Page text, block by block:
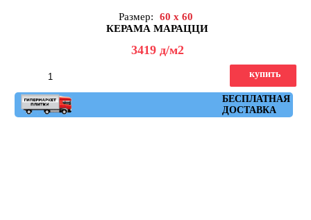
Размер:
60 x 60
КЕРАМА МАРАЦЦИ
3419 д/м2
БЕСПЛАТНАЯ
ДОСТАВКА
купить